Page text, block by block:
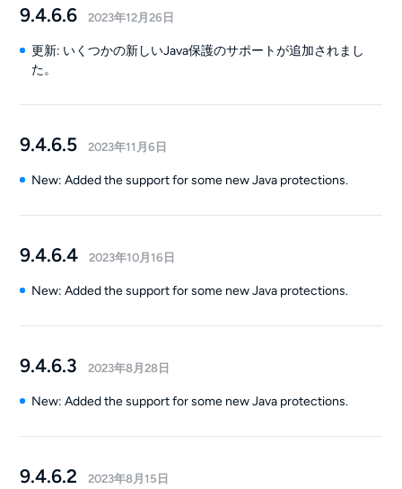
9.4.6.6 2023年12月26日
更新: いくつかの新しいJava保護のサポートが追加されまし
た。
9.4.6.5 2023年11月6日
New: Added the support for some new Java protections.
9.4.6.4 2023年10月16日
New: Added the support for some new Java protections.
9.4.6.3 2023年8月28日
New: Added the support for some new Java protections.
9.4.6.2 2023年8月15日